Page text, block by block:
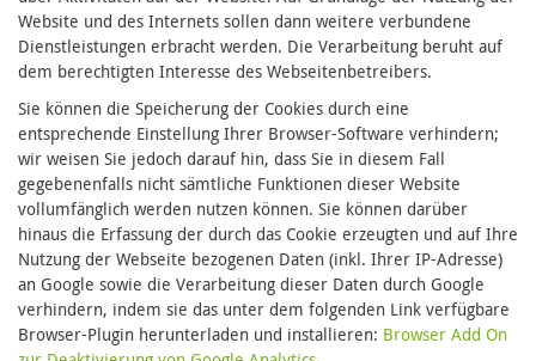
Website und des Internets sollen dann weitere verbundene
Dienstleistungen erbracht werden. Die Verarbeitung beruht auf
dem berechtigten Interesse des Webseitenbetreibers.
Sie können die Speicherung der Cookies durch eine
entsprechende Einstellung Ihrer Browser-Software verhindern;
wir weisen Sie jedoch darauf hin, dass Sie in diesem Fall
gegebenenfalls nicht sämtliche Funktionen dieser Website
vollumfänglich werden nutzen können. Sie können darüber
hinaus die Erfassung der durch das Cookie erzeugten und auf Ihre
Nutzung der Webseite bezogenen Daten (inkl. Ihrer IP-Adresse)
an Google sowie die Verarbeitung dieser Daten durch Google
verhindern, indem sie das unter dem folgenden Link verfügbare
Browser-Plugin herunterladen und installieren: Browser Add On